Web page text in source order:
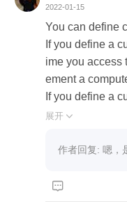
2022-01-15
You can define
If you define a
ime you access
ement a
If you define a
me you assign
展开 
作者回复: 嗯，
